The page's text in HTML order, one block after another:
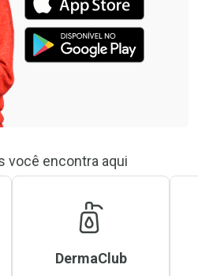
você encontra aqui
DermaClub